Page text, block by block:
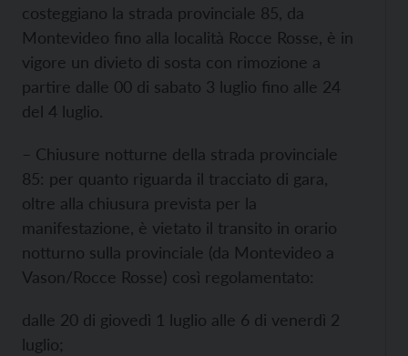
costeggiano la strada provinciale 85, da
Montevideo fino alla località Rocce Rosse, è in
vigore un divieto di sosta con rimozione a
partire dalle 00 di sabato 3 luglio fino alle 24
del 4 luglio.
– Chiusure notturne della strada provinciale
85: per quanto riguarda il tracciato di gara,
oltre alla chiusura prevista per la
manifestazione, è vietato il transito in orario
notturno sulla provinciale (da Montevideo a
Vason/Rocce Rosse) così regolamentato:
dalle 20 di giovedì 1 luglio alle 6 di venerdì 2
luglio;